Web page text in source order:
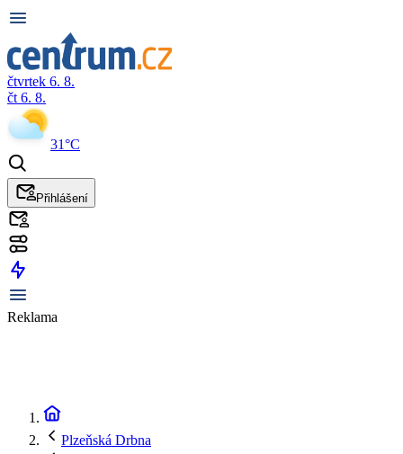
čtvrtek 6. 8.
čt 6. 8.
31°C
Přihlášení
Reklama
Plzeňská Drbna